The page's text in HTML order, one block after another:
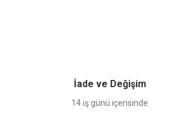
İade ve Değişim
14 iş günü içerisinde